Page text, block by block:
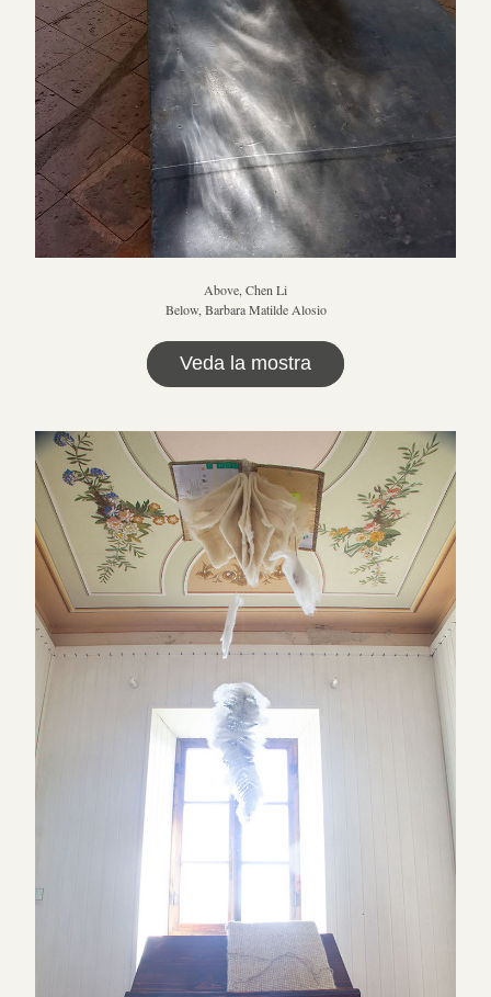
Above, Chen Li
Below, Barbara Matilde Alosio
Veda la mostra